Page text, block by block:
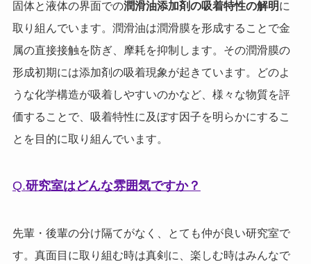
固体と液体の界面での潤滑油添加剤の吸着特性の解明に
取り組んでいます。潤滑油は潤滑膜を形成することで金
属の直接接触を防ぎ、摩耗を抑制します。その潤滑膜の
形成初期には添加剤の吸着現象が起きています。どのよ
うな化学構造が吸着しやすいのかなど、様々な物質を評
価することで、吸着特性に及ぼす因子を明らかにするこ
とを目的に取り組んでいます。
Q.研究室はどんな雰囲気ですか？
先輩・後輩の分け隔てがなく、とても仲が良い研究室で
す。真面目に取り組む時は真剣に、楽しむ時はみんなで